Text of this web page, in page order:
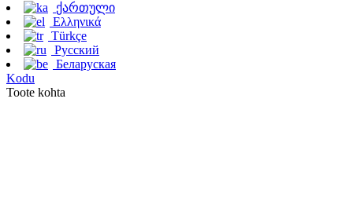
ქართული
Ελληνικά
Türkçe
Русский
Беларуская
Kodu
Toote kohta